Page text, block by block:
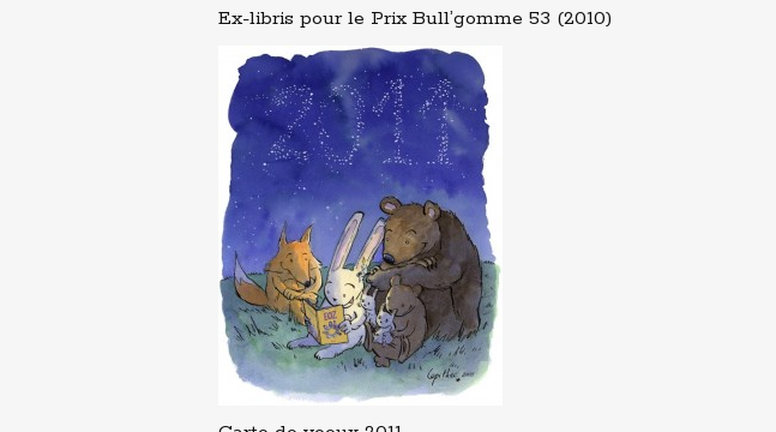
Ex-libris pour le Prix Bull’gomme 53 (2010)